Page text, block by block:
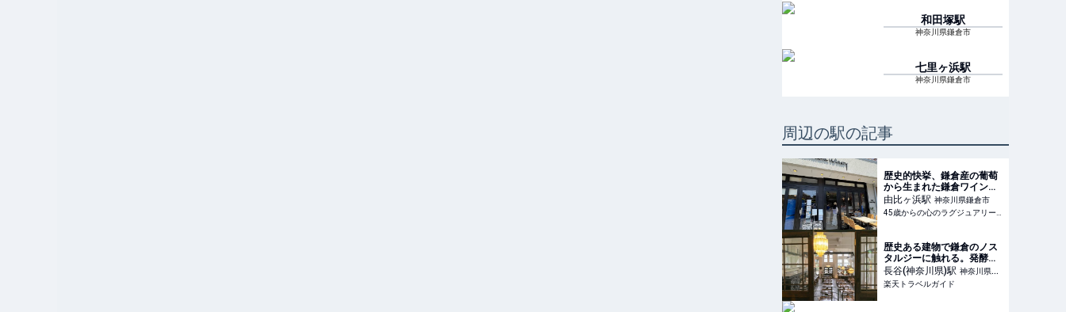
和田塚駅
神奈川県鎌倉市
七里ヶ浜駅
神奈川県鎌倉市
周辺の駅の記事
歴史的快挙、鎌倉産の葡萄
から生まれた鎌倉ワイン！
そのルーツを巡るツアーに
参加してきました。直営の
葡萄畑巡りやカフェ
ワインに合わせて、ラン
チ、デザートを楽しんで来
まし
由比ヶ浜駅 神奈川県鎌倉市
45歳からの心のラグジュアリーメディア
歴史ある建物で鎌倉のノス
タルジーに触れる。発酵文
化と湘南の恵みを味わう
「MOKICHI
KAMAKURA」 【楽天トラ
長谷(神奈川県)駅 神奈川県鎌
倉市
楽天トラベルガイド